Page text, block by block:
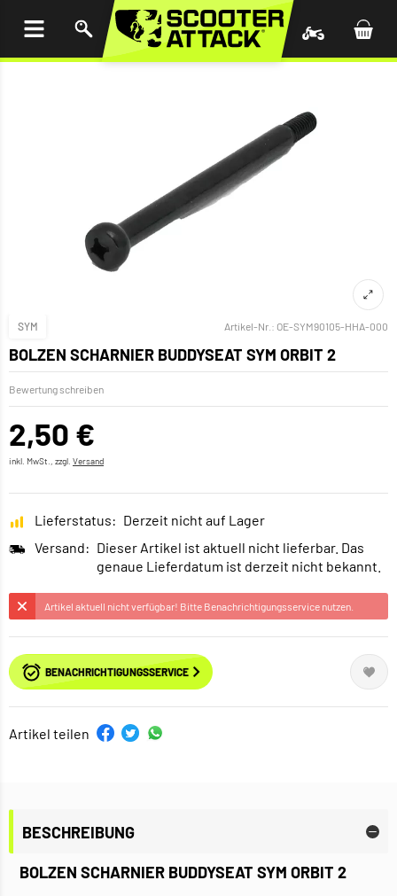
SYM Artikel-Nr.: OE-SYM90105-HHA-000
BOLZEN SCHARNIER BUDDYSEAT SYM ORBIT 2
Bewertung schreiben
2,50 €
inkl. MwSt., zzgl. Versand
Lieferstatus: Derzeit nicht auf Lager
Versand: Dieser Artikel ist aktuell nicht lieferbar. Das
genaue Lieferdatum ist derzeit nicht bekannt.
Artikel aktuell nicht verfügbar! Bitte Benachrichtigungsservice nutzen.
BENACHRICHTIGUNGSSERVICE
Artikel teilen
BESCHREIBUNG
BOLZEN SCHARNIER BUDDYSEAT SYM ORBIT 2